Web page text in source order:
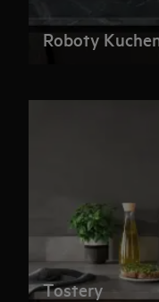
Roboty
Tostery